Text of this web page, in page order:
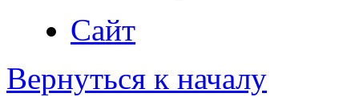
Сайт
Вернуться к началу